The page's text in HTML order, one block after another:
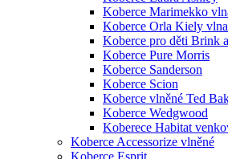
Koberce Marimekko
Koberce Orla Kiely vlna
Koberce pro děti Brink
Koberce Pure Morris
Koberce Sanderson
Koberce Scion
Koberce vlněné Ted
Koberce Wedgwood
Koberece Habitat
Koberce Accessorize vlněné
Koberce Esprit